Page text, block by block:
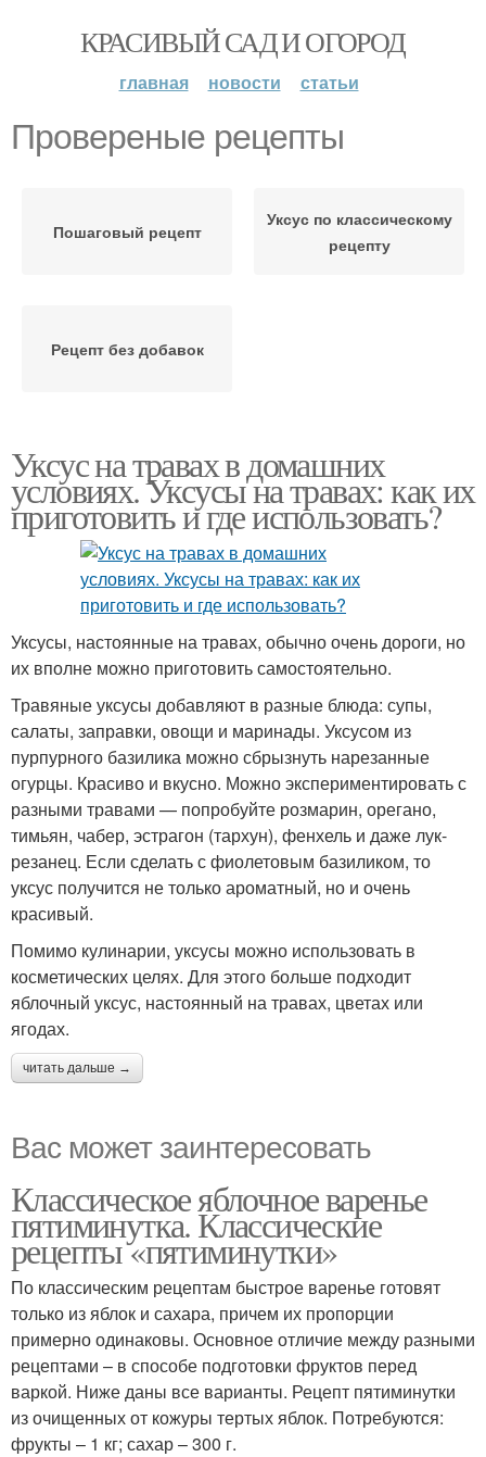
КРАСИВЫЙ САД И ОГОРОД
главная новости статьи
Провереные рецепты
Пошаговый рецепт
Уксус по классическому
рецепту
Рецепт без добавок
Уксус на травах в домашних
условиях. Уксусы на травах: как их
приготовить и где использовать?
Уксусы, настоянные на травах, обычно очень дороги, но
их вполне можно приготовить самостоятельно.
Травяные уксусы добавляют в разные блюда: супы,
салаты, заправки, овощи и маринады. Уксусом из
пурпурного базилика можно сбрызнуть нарезанные
огурцы. Красиво и вкусно. Можно экспериментировать с
разными травами — попробуйте розмарин, орегано,
тимьян, чабер, эстрагон (тархун), фенхель и даже лук-
резанец. Если сделать с фиолетовым базиликом, то
уксус получится не только ароматный, но и очень
красивый.
Помимо кулинарии, уксусы можно использовать в
косметических целях. Для этого больше подходит
яблочный уксус, настоянный на травах, цветах или
ягодах.
читать дальше →
Вас может заинтересовать
Классическое яблочное варенье
пятиминутка. Классические
рецепты «пятиминутки»
По классическим рецептам быстрое варенье готовят
только из яблок и сахара, причем их пропорции
примерно одинаковы. Основное отличие между разными
рецептами – в способе подготовки фруктов перед
варкой. Ниже даны все варианты. Рецепт пятиминутки
из очищенных от кожуры тертых яблок. Потребуются:
фрукты – 1 кг; сахар – 300 г.